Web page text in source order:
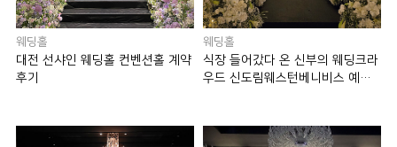
웨딩홀
대전 선샤인 웨딩홀 컨벤션홀 계약
후기
웨딩홀
식장 들어갔다 온 신부의 웨딩크라
우드 신도림웨스턴베니비스 예식